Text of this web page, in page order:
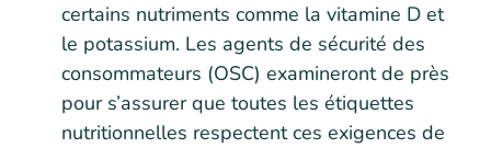
certains nutriments comme la vitamine D et
le potassium. Les agents de sécurité des
consommateurs (OSC) examineront de près
pour s’assurer que toutes les étiquettes
nutritionnelles respectent ces exigences de